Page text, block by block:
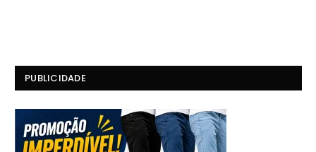
PUBLICIDADE